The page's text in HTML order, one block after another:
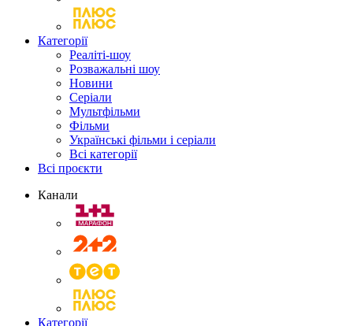
Категорії
Реаліті-шоу
Розважальні шоу
Новини
Серіали
Мультфільми
Фільми
Українські фільми і серіали
Всі категорії
Всі проєкти
Канали
Категорії